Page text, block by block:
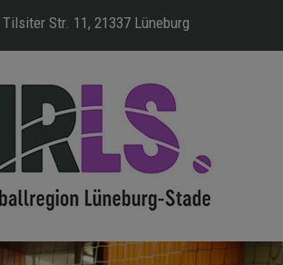
Tilsiter Str. 11, 21337 Lüneburg